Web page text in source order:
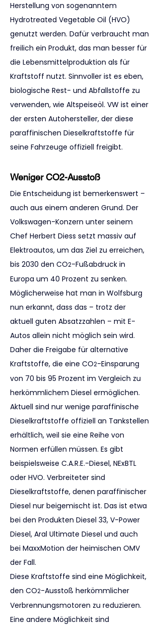
Herstellung von sogenanntem
Hydrotreated Vegetable Oil (HVO)
genutzt werden. Dafür verbraucht man
freilich ein Produkt, das man besser für
die Lebensmittelproduktion als für
Kraftstoff nutzt. Sinnvoller ist es eben,
biologische Rest- und Abfallstoffe zu
verwenden, wie Altspeiseöl. VW ist einer
der ersten Autohersteller, der diese
paraffinischen Dieselkraftstoffe für
seine Fahrzeuge offiziell freigibt.
Weniger CO2-Ausstoß
Die Entscheidung ist bemerkenswert –
auch aus einem anderen Grund. Der
Volkswagen-Konzern unter seinem
Chef Herbert Diess setzt massiv auf
Elektroautos, um das Ziel zu erreichen,
bis 2030 den CO2-Fußabdruck in
Europa um 40 Prozent zu senken.
Möglicherweise hat man in Wolfsburg
nun erkannt, dass das – trotz der
aktuell guten Absatzzahlen – mit E-
Autos allein nicht möglich sein wird.
Daher die Freigabe für alternative
Kraftstoffe, die eine CO2-Einsparung
von 70 bis 95 Prozent im Vergleich zu
herkömmlichem Diesel ermöglichen.
Aktuell sind nur wenige paraffinische
Dieselkraftstoffe offiziell an Tankstellen
erhältlich, weil sie eine Reihe von
Normen erfüllen müssen. Es gibt
beispielsweise C.A.R.E.-Diesel, NExBTL
oder HVO. Verbreiteter sind
Dieselkraftstoffe, denen paraffinischer
Diesel nur beigemischt ist. Das ist etwa
bei den Produkten Diesel 33, V-Power
Diesel, Aral Ultimate Diesel und auch
bei MaxxMotion der heimischen OMV
der Fall.
Diese Kraftstoffe sind eine Möglichkeit,
den CO2-Ausstoß herkömmlicher
Verbrennungsmotoren zu reduzieren.
Eine andere Möglichkeit sind